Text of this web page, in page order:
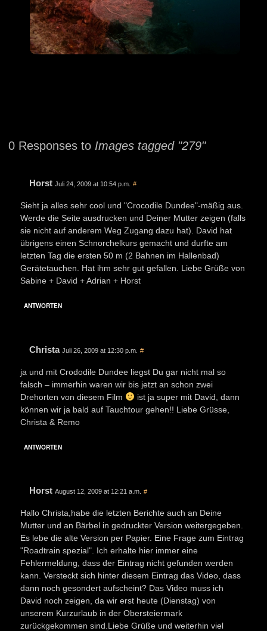
0 Responses to Images tagged "279"
Horst Juli 24, 2009 at 10:54 p.m. #
Sieht ja alles sehr cool und "Crocodile Dundee"-mäßig aus.
Werde die Seite ausdrucken und Deiner Mutter zeigen (falls
sie nicht auf anderem Weg Zugang dazu hat). David hat
übrigens einen Schnorchelkurs gemacht und durfte am
letzten Tag die ersten 50 m (2 Bahnen im Hallenbad)
Gerätetauchen. Hat ihm sehr gut gefallen. Liebe Grüße von
Sabine + David + Adrian + Horst
ANTWORTEN
Christa Juli 26, 2009 at 12:30 p.m. #
ja und mit Crododile Dundee liegst Du gar nicht mal so
falsch – immerhin waren wir bis jetzt an schon zwei
Drehorten von diesem Film
ist ja super mit David, dann
können wir ja bald auf Tauchtour gehen!! Liebe Grüsse,
Christa & Remo
ANTWORTEN
Horst August 12, 2009 at 12:21 a.m. #
Hallo Christa,habe die letzten Berichte auch an Deine
Mutter und an Bärbel in gedruckter Version weitergegeben.
Es lebe die alte Version per Papier. Eine Frage zum Eintrag
"Roadtrain spezial". Ich erhalte hier immer eine
Fehlermeldung, dass der Eintrag nicht gefunden werden
kann. Versteckt sich hinter diesem Eintrag das Video, dass
dann noch gesondert aufscheint? Das Video muss ich
David noch zeigen, da wir erst heute (Dienstag) von
unserem Kurzurlaub in der Obersteiermark
zurückgekommen sind.Liebe Grüße und weiterhin viel